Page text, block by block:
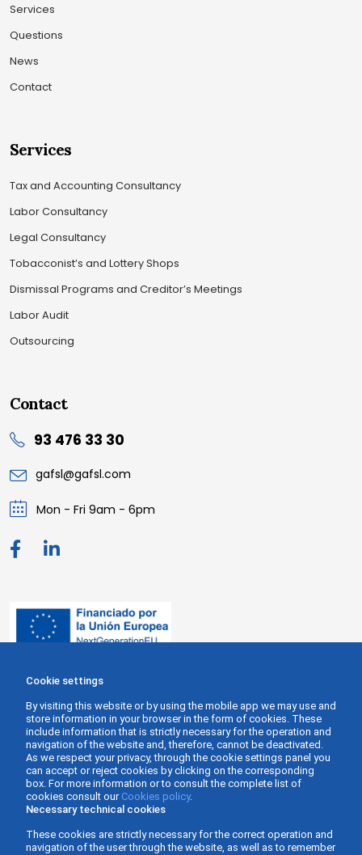
Services
Questions
News
Contact
Services
Tax and Accounting Consultancy
Labor Consultancy
Legal Consultancy
Tobacconist’s and Lottery Shops
Dismissal Programs and Creditor’s Meetings
Labor Audit
Outsourcing
Contact
93 476 33 30
gafsl@gafsl.com
Mon - Fri 9am - 6pm
Cookie settings
By visiting this website or by using the mobile app we may use and
store information in your browser in the form of cookies. These
include information that is strictly necessary for the operation and
navigation of the website and, therefore, cannot be deactivated.
As we respect your privacy, through the cookie settings panel you
can accept or reject cookies by clicking on the corresponding
box. For more information or to consult the complete list of
cookies consult our Cookies policy.
Necessary technical cookies
These cookies are strictly necessary for the correct operation and
navigation of the user through the website, as well as to remember